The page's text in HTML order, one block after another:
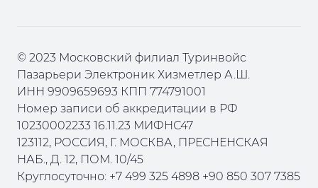
© 2023 Московский филиал Туринвойс
Пазарьери Электроник Хизметлер А.Ш.
ИНН 9909659693 КПП 774791001
Номер записи об аккредитации в РФ
10230002233 16.11.23 МИФНС47
123112, РОССИЯ, Г. МОСКВА, ПРЕСНЕНСКАЯ
НАБ., Д. 12, ПОМ. 10/45
Круглосуточно: +7 499 325 4898 +90 850 307 7385